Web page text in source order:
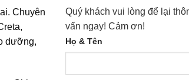
Chuyên
dưỡng,
Quý khách vui lòng để lại
vấn ngay! Cảm ơn!
Họ & Tên